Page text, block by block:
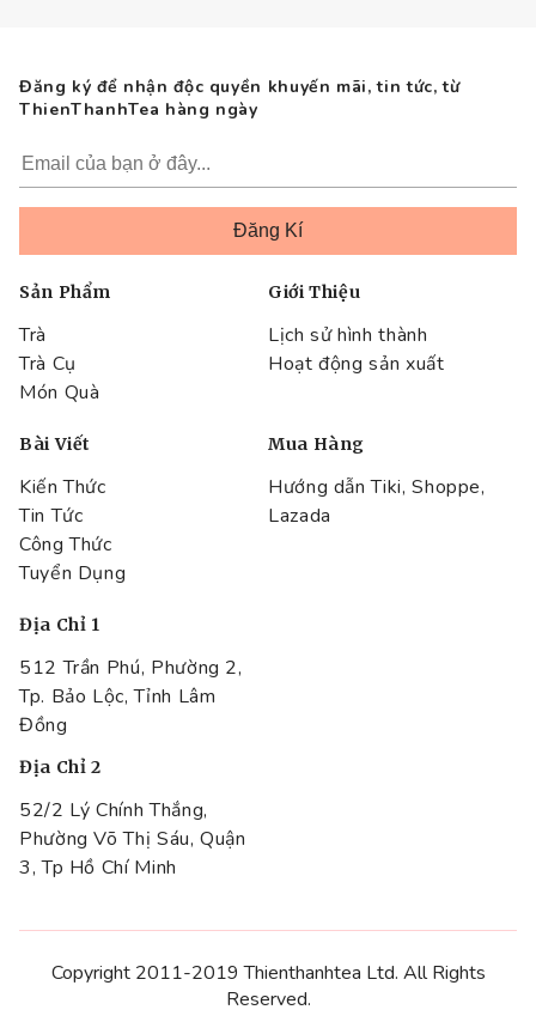
Đăng ký để nhận độc quyền khuyến mãi, tin tức, từ
ThienThanhTea hàng ngày
Sản Phẩm
Trà
Trà Cụ
Món Quà
Giới Thiệu
Lịch sử hình thành
Hoạt động sản xuất
Bài Viết
Kiến Thức
Tin Tức
Công Thức
Tuyển Dụng
Mua Hàng
Hướng dẫn Tiki, Shoppe,
Lazada
Địa Chỉ 1
512 Trần Phú, Phường 2,
Tp. Bảo Lộc, Tỉnh Lâm
Đồng
Địa Chỉ 2
52/2 Lý Chính Thắng,
Phường Võ Thị Sáu, Quận
3, Tp Hồ Chí Minh
Copyright 2011-2019 Thienthanhtea Ltd. All Rights
Reserved.